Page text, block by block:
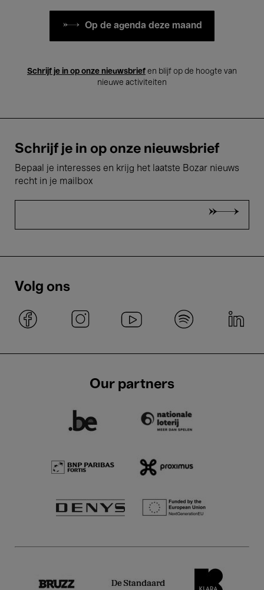
Op de agenda deze maand
Schrijf je in op onze nieuwsbrief en blijf op de hoogte van
nieuwe activiteiten
Schrijf je in op onze nieuwsbrief
Bepaal je interesses en krijg het laatste Bozar nieuws
recht in je mailbox
Volg ons
Our partners